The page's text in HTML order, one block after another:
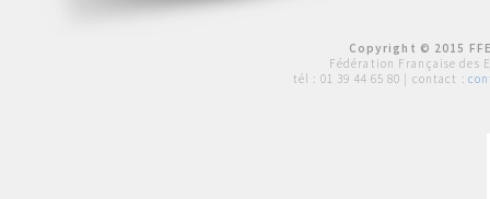
Copyright © 2015
Fédération Française des
tél : 01 39 44 65 80 | contact :